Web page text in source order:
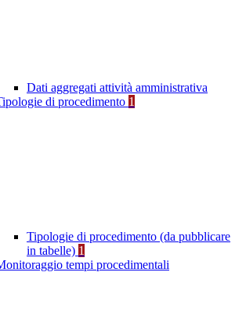
Dati aggregati attività amministrativa
di procedimento 1
Tipologie di procedimento (da pubblicare
in tabelle) 1
tempi procedimentali